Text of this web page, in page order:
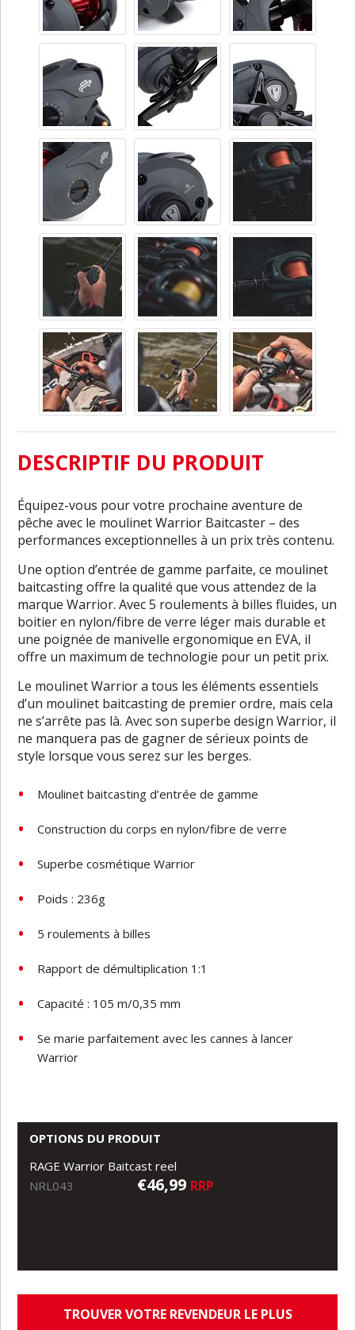
DESCRIPTIF DU PRODUIT
Équipez-vous pour votre prochaine aventure de
pêche avec le moulinet Warrior Baitcaster – des
performances exceptionnelles à un prix très contenu.
Une option d’entrée de gamme parfaite, ce moulinet
baitcasting offre la qualité que vous attendez de la
marque Warrior. Avec 5 roulements à billes fluides, un
boitier en nylon/fibre de verre léger mais durable et
une poignée de manivelle ergonomique en EVA, il
offre un maximum de technologie pour un petit prix.
Le moulinet Warrior a tous les éléments essentiels
d’un moulinet baitcasting de premier ordre, mais cela
ne s’arrête pas là. Avec son superbe design Warrior, il
ne manquera pas de gagner de sérieux points de
style lorsque vous serez sur les berges.
Moulinet baitcasting d’entrée de gamme
Construction du corps ennylon/fibre de verre
Superbe cosmétique Warrior
Poids : 236g
5 roulements à billes
Rapport de démultiplication 1:1
Capacité : 105 m/0,35 mm
Se marie parfaitement avec les cannes à lancer
Warrior
OPTIONS DU PRODUIT
RAGE Warrior Baitcast reel
NRL043
€46,99 RRP
TROUVER VOTRE REVENDEUR LE PLUS